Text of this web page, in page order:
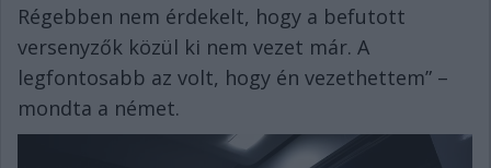
Régebben nem érdekelt, hogy a befutott
versenyzők közül ki nem vezet már. A
legfontosabb az volt, hogy én vezethettem” –
mondta a német.